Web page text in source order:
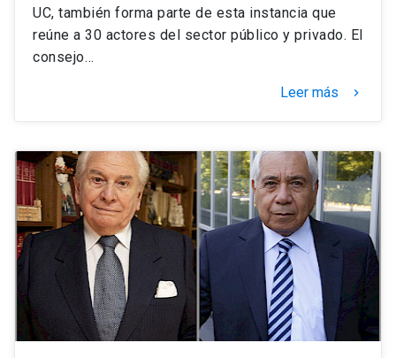
UC, también forma parte de esta instancia que
reúne a 30 actores del sector público y privado. El
consejo…
Leer más keyboard_arrow_right